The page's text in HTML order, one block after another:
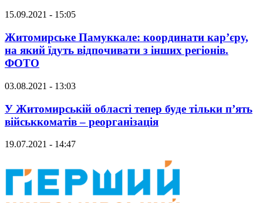
15.09.2021 - 15:05
Житомирське Памуккале: координати кар’єру,
на який їдуть відпочивати з інших регіонів.
ФОТО
03.08.2021 - 13:03
У Житомирській області тепер буде тільки п’ять
військкоматів – реорганізація
19.07.2021 - 14:47